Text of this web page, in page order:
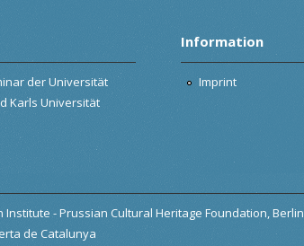
der Universität
Karls Universität
Information
Imprint
Institute - Prussian Cultural Heritage Foundation, Berlin
de Catalunya